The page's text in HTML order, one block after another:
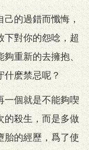
己的過錯而懺悔，
下對你的怨唸，超
夠重新的去擁抱、
什麽禁忌呢？
一個就是不能夠喫
的殺生，而是多做
胎的經歷，爲了使